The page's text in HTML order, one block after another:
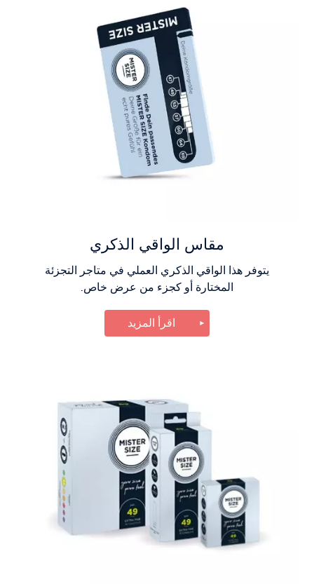
مقاس الواقي الذكري
يتوفر هذا الواقي الذكري العملي في متاجر التجزئة
المختارة أو كجزء من عرض خاص.
اقرأ المزيد